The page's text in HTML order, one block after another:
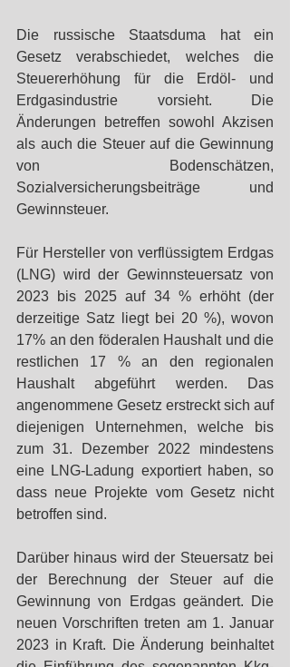
Die russische Staatsduma hat ein
Gesetz verabschiedet, welches die
Steuererhöhung für die Erdöl- und
Erdgasindustrie vorsieht. Die
Änderungen betreffen sowohl Akzisen
als auch die Steuer auf die Gewinnung
von Bodenschätzen,
Sozialversicherungsbeiträge und
Gewinnsteuer.
Für Hersteller von verflüssigtem Erdgas
(LNG) wird der Gewinnsteuersatz von
2023 bis 2025 auf 34 % erhöht (der
derzeitige Satz liegt bei 20 %), wovon
17% an den föderalen Haushalt und die
restlichen 17 % an den regionalen
Haushalt abgeführt werden. Das
angenommene Gesetz erstreckt sich auf
diejenigen Unternehmen, welche bis
zum 31. Dezember 2022 mindestens
eine LNG-Ladung exportiert haben, so
dass neue Projekte vom Gesetz nicht
betroffen sind.
Darüber hinaus wird der Steuersatz bei
der Berechnung der Steuer auf die
Gewinnung von Erdgas geändert. Die
neuen Vorschriften treten am 1. Januar
2023 in Kraft. Die Änderung beinhaltet